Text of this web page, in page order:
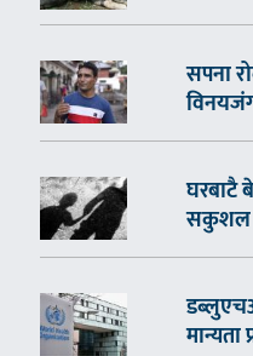
सपना
घरबाटै
सकुशल
मान्यता